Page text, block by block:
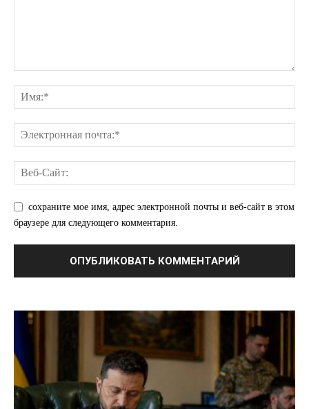
О нас
Связаться с нами
Политика конфиденциальности
Отказ от ответственности
Подписка
Мой аккаунт
Реклама
сохраните мое имя, адрес электронной почты и веб-сайт в этом
браузере для следующего комментария.